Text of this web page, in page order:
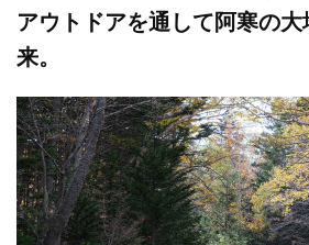
アウトドアを通して阿寒の
来。